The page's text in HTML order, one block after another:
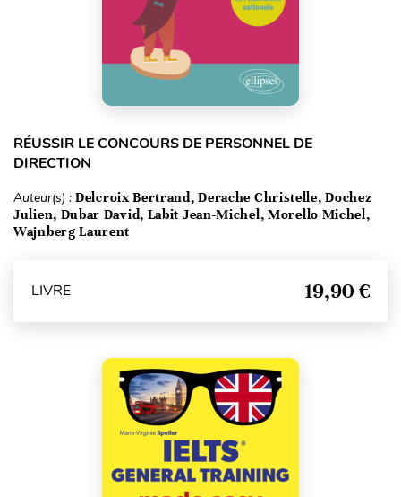
RÉUSSIR LE CONCOURS DE PERSONNEL DE
DIRECTION
Auteur(s) : Delcroix Bertrand, Derache Christelle, Dochez
Julien, Dubar David, Labit Jean-Michel, Morello Michel,
Wajnberg Laurent
LIVRE 19,90 €